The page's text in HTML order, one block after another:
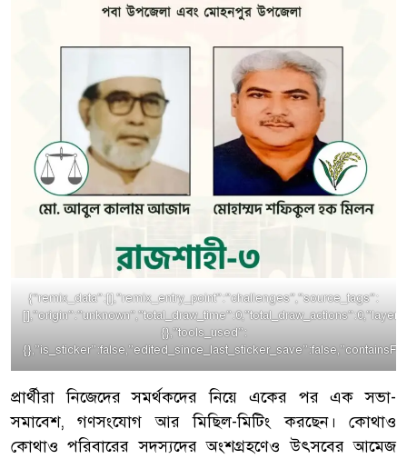
{“remix_data”:[],”remix_entry_point”:”challenges”,”source_tags”:
{},”tools_used”:
প্রার্থীরা নিজেদের সমর্থকদের নিয়ে একের পর এক সভা-
সমাবেশ, গণসংযোগ আর মিছিল-মিটিং করছেন। কোথাও
কোথাও পরিবারের সদস্যদের অংশগ্রহণেও উৎসবের আমেজ